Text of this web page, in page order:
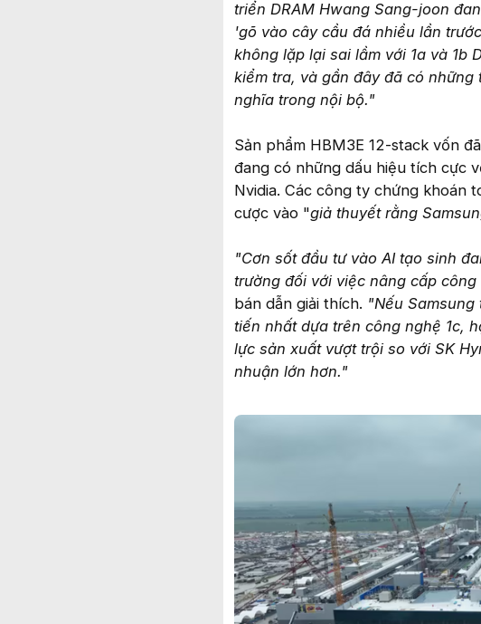
triển DRAM Hwang Sang-joon
'gõ vào cây cầu đá nhiều lần
không lặp lại sai lầm với 1a và 1b
kiểm tra, và gần đây đã có
nghĩa trong nội bộ."
Sản phẩm HBM3E 12-stack vốn
đang có những dấu hiệu tích cực
Nvidia. Các công ty chứng khoán
cược vào "giả thuyết rằng
"Cơn sốt đầu tư vào AI tạo sinh
trường đối với việc nâng cấp
bán dẫn giải thích. "Nếu
tiến nhất dựa trên công nghệ 1c,
lực sản xuất vượt trội so với SK
nhuận lớn hơn."